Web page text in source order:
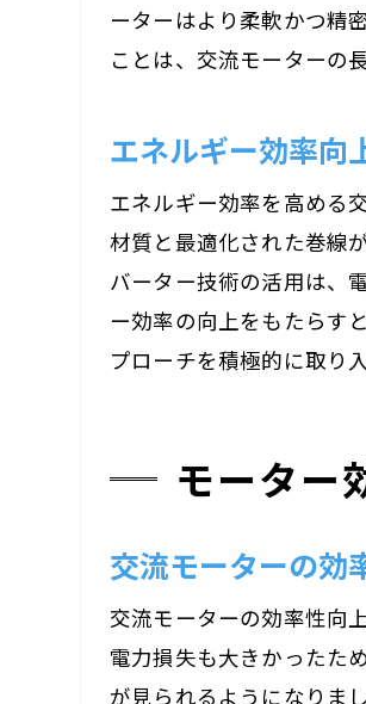
ーターはより柔軟かつ精
ことは、交流モーターの
エネルギー効率向
エネルギー効率を高める
材質と最適化された巻線
バーター技術の活用は、
ー効率の向上をもたらす
プローチを積極的に取り
モーター
交流モーターの効
交流モーターの効率性向
電力損失も大きかったた
が見られるようになりま